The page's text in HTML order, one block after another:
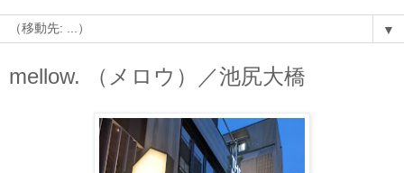
▼
mellow. （メロウ）／池尻大橋